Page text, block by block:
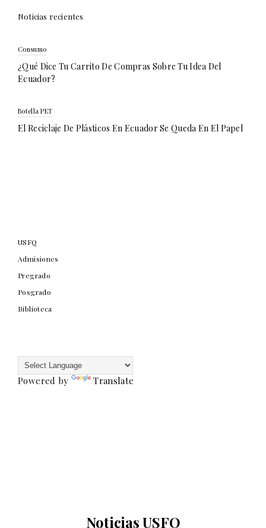
Noticias recientes
Consumo
¿Qué Dice Tu Carrito De Compras Sobre Tu Idea Del
Ecuador?
Botella PET
El Reciclaje De Plásticos En Ecuador Se Queda En El Papel
USFQ
Admisiones
Pregrado
Posgrado
Biblioteca
Powered by Translate
Noticias USFQ